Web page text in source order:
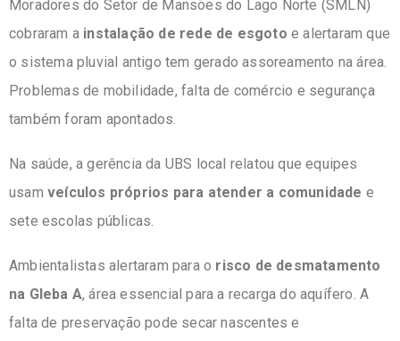
Moradores do Setor de Mansões do Lago Norte (SMLN)
cobraram a instalação de rede de esgoto e alertaram que
o sistema pluvial antigo tem gerado assoreamento na área.
Problemas de mobilidade, falta de comércio e segurança
também foram apontados.
Na saúde, a gerência da UBS local relatou que equipes
usam veículos próprios para atender a comunidade e
sete escolas públicas.
Ambientalistas alertaram para o risco de desmatamento
na Gleba A, área essencial para a recarga do aquífero. A
falta de preservação pode secar nascentes e